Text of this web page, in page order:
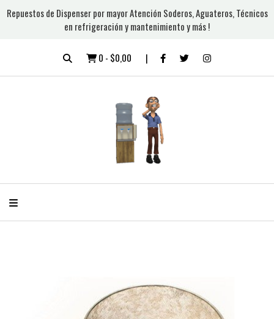
Repuestos de Dispenser por mayor Atención Soderos, Aguateros, Técnicos
en refrigeración y mantenimiento y más !
0 - $0,00